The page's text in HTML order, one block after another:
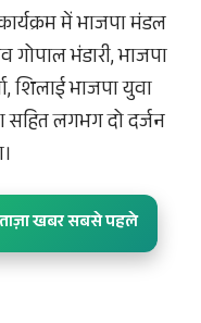
में भाजपा मंडल
भंडारी, भाजपा
शिलाई भाजपा युवा
सहित लगभग दो दर्जन
खबर सबसे पहले